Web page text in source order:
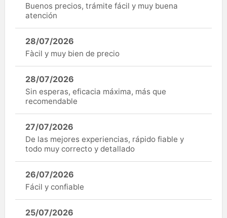
Buenos precios, trámite fácil y muy buena
atención
28/07/2026
Fàcil y muy bien de precio
28/07/2026
Sin esperas, eficacia máxima, más que
recomendable
27/07/2026
De las mejores experiencias, rápido fiable y
todo muy correcto y detallado
26/07/2026
Fácil y confiable
25/07/2026